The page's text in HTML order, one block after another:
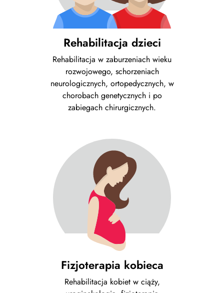
Rehabilitacja dzieci
Rehabilitacja w zaburzeniach wieku
rozwojowego, schorzeniach
neurologicznych, ortopedycznych, w
chorobach genetycznych i po
zabiegach chirurgicznych.
Fizjoterapia kobieca
Rehabilitacja kobiet w ciąży,